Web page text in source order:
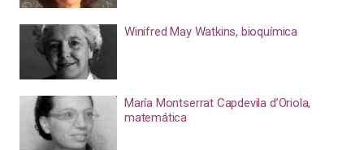
Winifred May Watkins, bioquímica
María Montserrat Capdevila d’Oriola,
matemática